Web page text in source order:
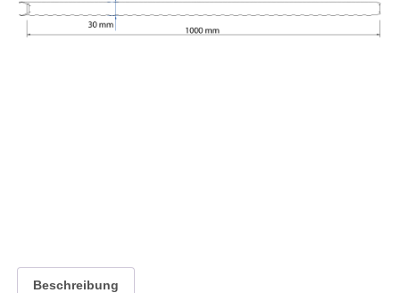
Beschreibung